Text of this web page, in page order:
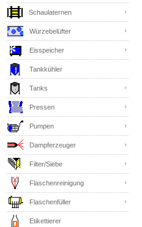
Schaulaternen
Würzebelüfter
Eisspeicher
Tankkühler
Tanks
Pressen
Pumpen
Dampferzeuger
Filter/Siebe
Flaschenreinigung
Flaschenfüller
Etikettierer